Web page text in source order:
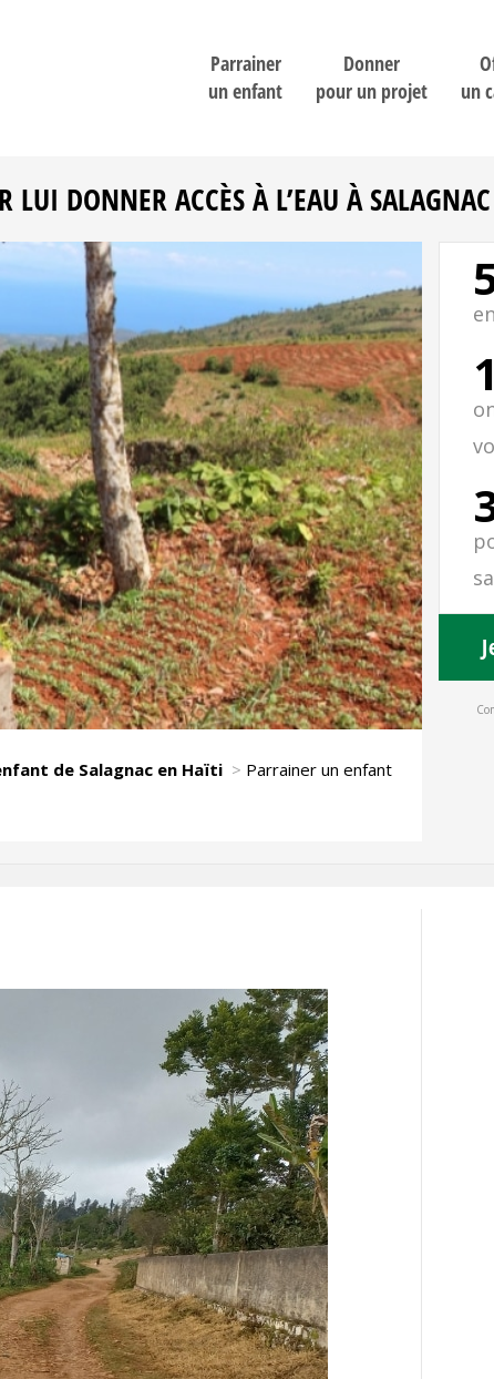
Parrainer
un enfant
Donner
pour un projet
un
DONNER ACCÈS À L’EAU À SALAGNAC
de Salagnac en Haïti > Parrainer un enfant